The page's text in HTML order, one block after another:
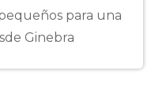
para una
Ginebra